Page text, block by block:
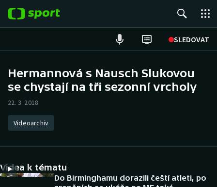
SLEDOVAT
Hokej
Atletika
DALŠÍ SPORTY
Hermannová s Nausch Slukovou
se chystají na tři sezonní vrcholy
22. 3. 2018
Videoarchiv
Videa k tématu
Do Birminghamu dorazili čeští atleti, po